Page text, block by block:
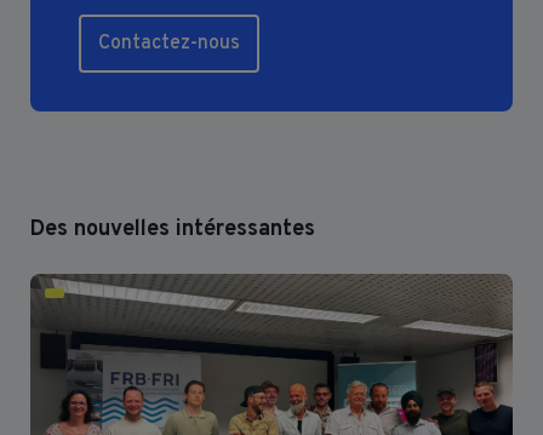
Contactez-nous
Des nouvelles intéressantes